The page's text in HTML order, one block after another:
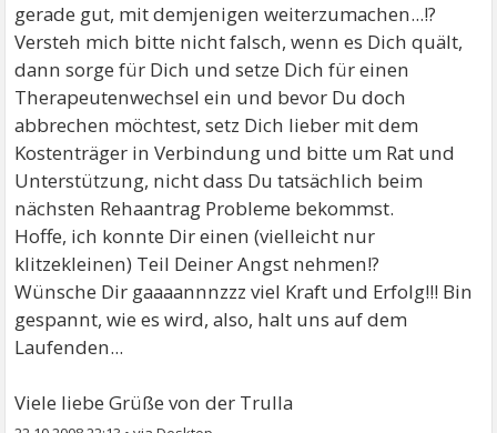
gerade gut, mit demjenigen weiterzumachen...!?
Versteh mich bitte nicht falsch, wenn es Dich quält,
dann sorge für Dich und setze Dich für einen
Therapeutenwechsel ein und bevor Du doch
abbrechen möchtest, setz Dich lieber mit dem
Kostenträger in Verbindung und bitte um Rat und
Unterstützung, nicht dass Du tatsächlich beim
nächsten Rehaantrag Probleme bekommst.
Hoffe, ich konnte Dir einen (vielleicht nur
klitzekleinen) Teil Deiner Angst nehmen!?
Wünsche Dir gaaaannnzzz viel Kraft und Erfolg!!! Bin
gespannt, wie es wird, also, halt uns auf dem
Laufenden...
Viele liebe Grüße von der Trulla